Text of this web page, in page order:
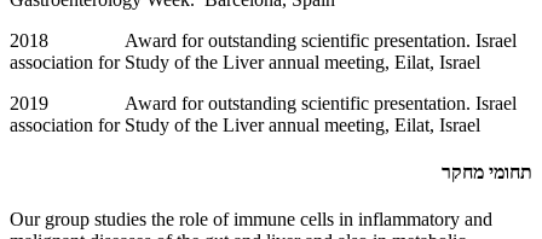
2018 Award for outstanding scientific presentation. Israel
association for Study of the Liver annual meeting, Eilat, Israel
2019 Award for outstanding scientific presentation. Israel
association for Study of the Liver annual meeting, Eilat, Israel
תחומי מחקר
Our group studies the role of immune cells in inflammatory and